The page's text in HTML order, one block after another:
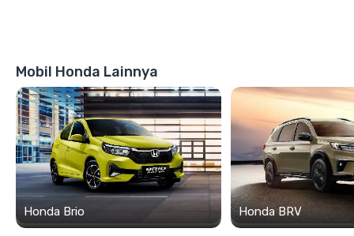
Mobil Honda Lainnya
Honda Brio Honda BRV